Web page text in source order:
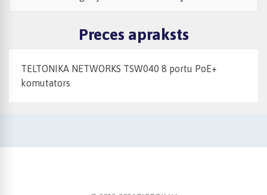
Preces apraksts
TELTONIKA NETWORKS TSW040 8 portu PoE+
komutators